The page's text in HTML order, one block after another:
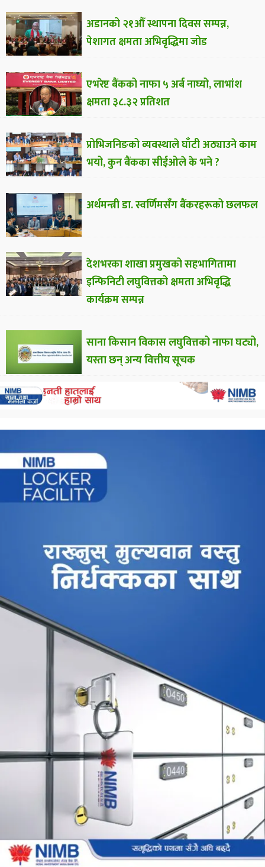
अडानको २१औँ स्थापना दिवस सम्पन्न,
पेशागत क्षमता अभिवृद्धिमा जोड
एभरेष्ट बैंकको नाफा ५ अर्ब नाघ्यो, लाभांश
क्षमता ३८.३२ प्रतिशत
प्रोभिजनिङको व्यवस्थाले घाँटी अठ्याउने काम
भयो, कुन बैंकका सीईओले के भने ?
अर्थमन्त्री डा. स्वर्णिमसँग बैंकरहरूको छलफल
देशभरका शाखा प्रमुखको सहभागितामा
इन्फिनिटी लघुवित्तको क्षमता अभिवृद्धि
कार्यक्रम सम्पन्न
साना किसान विकास लघुवित्तको नाफा घट्यो,
यस्ता छन् अन्य वित्तीय सूचक